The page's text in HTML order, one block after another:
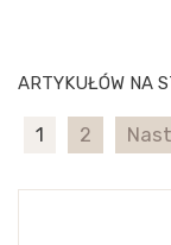
ARTYKUŁÓW NA
1 2